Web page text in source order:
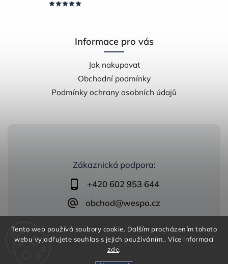
Tento web používá soubory cookie. Dalším procházením tohoto
webu vyjadřujete souhlas s jejich používáním.. Více informací
zde.
Zákaznická podpora:
+420 602 953 644
obchod@wespo.cz
Informace pro vás
Jak nakupovat
Obchodní podmínky
Podmínky ochrany osobních údajů